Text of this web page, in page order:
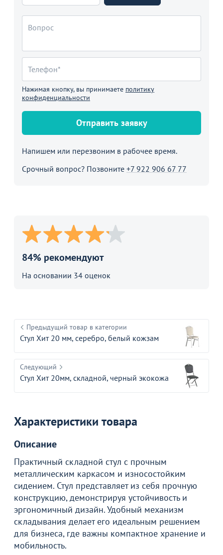
Нажимая кнопку, вы принимаете политику
конфиденциальности
Отправить заявку
Напишем или перезвоним в рабочее время.
Срочный вопрос? Позвоните +7 922 906 67 77
84% рекомендуют
На основании 34 оценок
Предыдущий товар в категории
Стул Хит 20 мм, серебро, белый кожзам
Следующий
Стул Хит 20мм, складной, черный экокожа
Характеристики товара
Описание
Практичный складной стул с прочным
металлическим каркасом и износостойким
сидением. Стул представляет из себя прочную
конструкцию, демонстрируя устойчивость и
эргономичный дизайн. Удобный механизм
складывания делает его идеальным решением
для бизнеса, где важны компактное хранение и
мобильность.